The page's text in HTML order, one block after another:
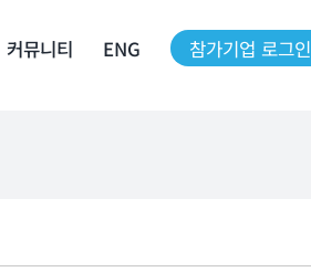
커뮤니티 ENG 참가기업 로그인